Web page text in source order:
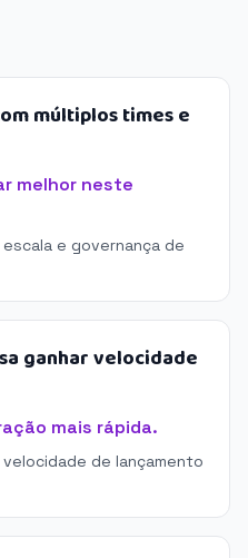
múltiplos times e
melhor neste
e governança de
ganhar velocidade
mais rápida.
de lançamento